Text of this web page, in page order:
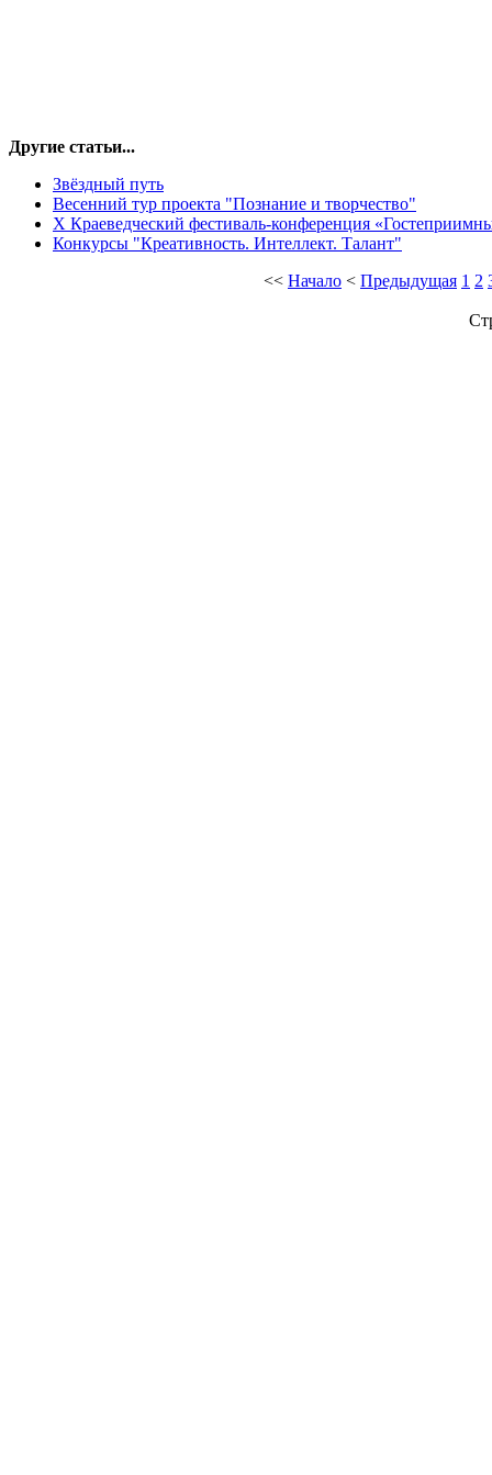
Другие статьи...
Звёздный путь
Весенний тур проекта "Познание и творчество"
X Краеведческий фестиваль-конференция
Конкурсы "Креативность. Интеллект. Талант"
<< Начало < Предыдущая 1 2